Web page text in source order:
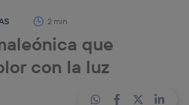
2 min
que
con la luz